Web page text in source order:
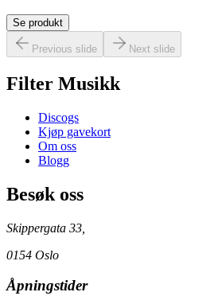
Se produkt
Previous slide Next slide
Filter Musikk
Discogs
Kjøp gavekort
Om oss
Blogg
Besøk oss
Skippergata 33,
0154 Oslo
Åpningstider